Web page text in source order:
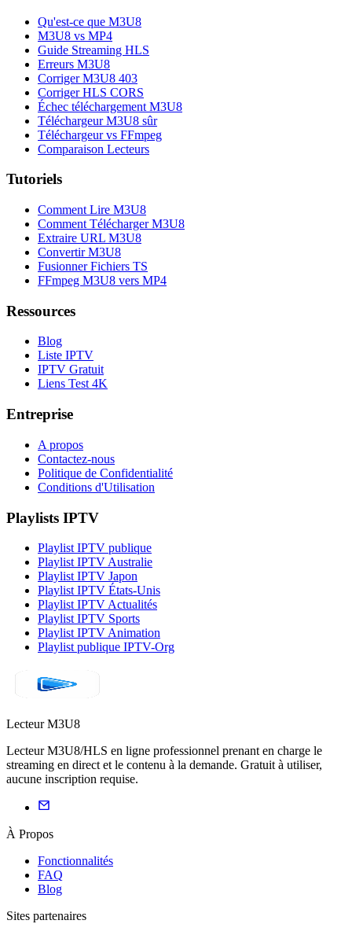
Qu'est-ce que M3U8
M3U8 vs MP4
Guide Streaming HLS
Erreurs M3U8
Corriger M3U8 403
Corriger HLS CORS
Échec téléchargement M3U8
Téléchargeur M3U8 sûr
Téléchargeur vs FFmpeg
Comparaison Lecteurs
Tutoriels
Comment Lire M3U8
Comment Télécharger M3U8
Extraire URL M3U8
Convertir M3U8
Fusionner Fichiers TS
FFmpeg M3U8 vers MP4
Ressources
Blog
Liste IPTV
IPTV Gratuit
Liens Test 4K
Entreprise
A propos
Contactez-nous
Politique de Confidentialité
Conditions d'Utilisation
Playlists IPTV
Playlist IPTV publique
Playlist IPTV Australie
Playlist IPTV Japon
Playlist IPTV États-Unis
Playlist IPTV Actualités
Playlist IPTV Sports
Playlist IPTV Animation
Playlist publique IPTV-Org
Lecteur M3U8
Lecteur M3U8/HLS en ligne professionnel prenant en charge le
streaming en direct et le contenu à la demande. Gratuit à utiliser,
aucune inscription requise.
À Propos
Fonctionnalités
FAQ
Blog
Sites partenaires